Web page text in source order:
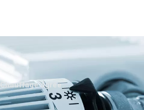
Chauffage agréé